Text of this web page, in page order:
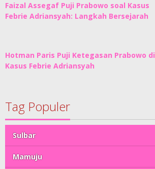
Faizal Assegaf Puji Prabowo soal Kasus
Febrie Adriansyah: Langkah Bersejarah
Hotman Paris Puji Ketegasan Prabowo di
Kasus Febrie Adriansyah
Tag Populer
Sulbar
Mamuju